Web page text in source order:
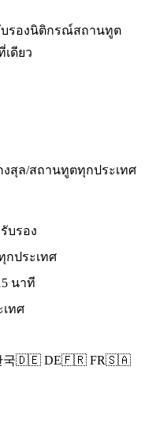
บรองนิติกรณ์สถานทูต
ดียว
งสุล/สถานทูตทุกประเทศ
บรอง
กประเทศ
นาที
ทศ
국🇩🇪 DE🇫🇷 FR🇸🇦